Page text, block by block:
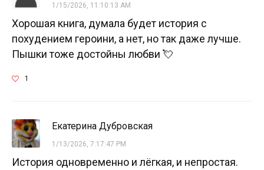
1/15/2026, 11:10:13 AM
Хорошая книга, думала будет история с
похудением героини, а нет, но так даже лучше.
Пышки тоже достойны любви 💘
1
Екатерина Дубровская
1/13/2026, 7:17:47 PM
История одновременно и лёгкая, и непростая.